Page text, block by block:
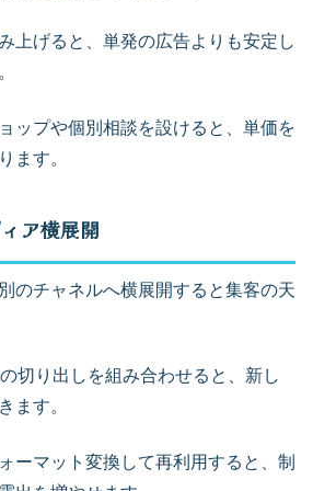
上げると、単発の広告よりも安定し
ップや個別相談を設けると、単価を
ます。
ア横展開
のチャネルへ横展開すると集客の天
切り出しを組み合わせると、新し
ます。
ーマット変換して再利用すると、制